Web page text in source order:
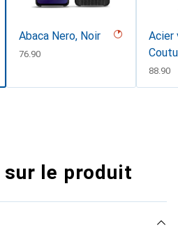
Abaca Nero, Noir
CHF
76.90
Acier
CHF
88.90
le produit